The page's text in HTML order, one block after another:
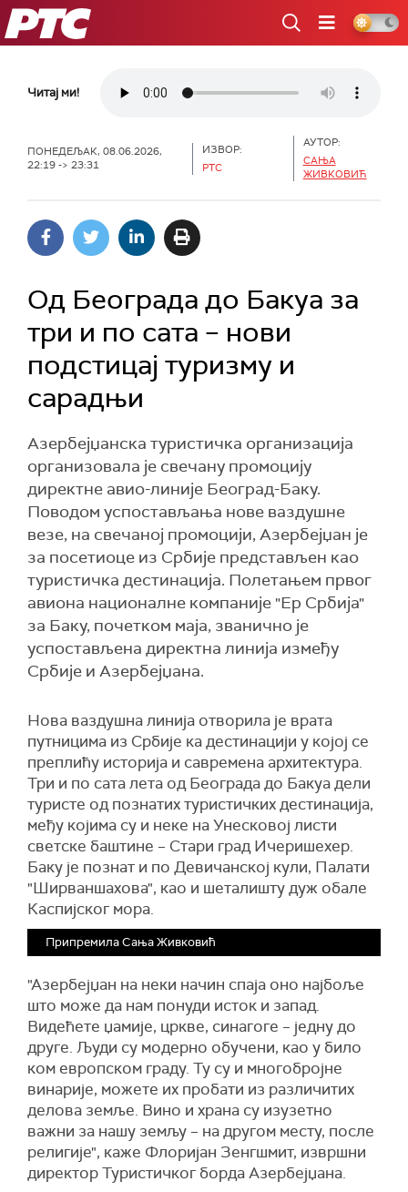
РТС
Читај ми!
ПОНЕДЕЉАК, 08.06.2026,
22:19 -> 23:31
ИЗВОР:
РТС
АУТОР:
САЊА
ЖИВКОВИЋ
Од Београда до Бакуа за
три и по сата – нови
подстицај туризму и
сарадњи
Азербејџанска туристичка организација
организовала је свечану промоцију
директне авио-линије Београд-Баку.
Поводом успостављања нове ваздушне
везе, на свечаној промоцији, Азербејџан је
за посетиоце из Србије представљен као
туристичка дестинација. Полетањем првог
авиона националне компаније "Ер Србија"
за Баку, почетком маја, званично је
успостављена директна линија између
Србије и Азербејџана.
Нова ваздушна линија отворила је врата
путницима из Србије ка дестинацији у којој се
преплићу историја и савремена архитектура.
Три и по сата лета од Београда до Бакуа дели
туристе од познатих туристичких дестинација,
међу којима су и неке на Унесковој листи
светске баштине – Стари град Ичеришехер.
Баку је познат и по Девичанској кули, Палати
"Ширваншахова", као и шеталишту дуж обале
Каспијског мора.
Припремила Сања Живковић
"Азербејџан на неки начин спаја оно најбоље
што може да нам понуди исток и запад.
Видећете џамије, цркве, синагоге – једну до
друге. Људи су модерно обучени, као у било
ком европском граду. Ту су и многобројне
винарије, можете их пробати из различитих
делова земље. Вино и храна су изузетно
важни за нашу земљу – на другом месту, после
религије", каже Флоријан Зенгшмит, извршни
директор Туристичког борда Азербејџана.